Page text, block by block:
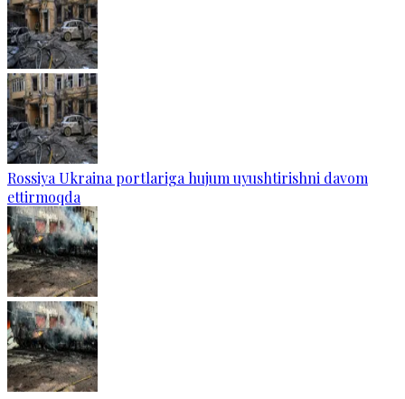
Rossiya Ukraina portlariga hujum uyushtirishni davom
ettirmoqda